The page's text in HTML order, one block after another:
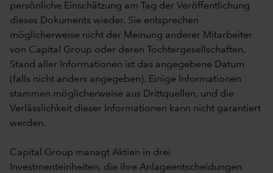
persönliche Einschätzung am Tag der Veröffentlichung
dieses Dokuments wieder. Sie entsprechen
möglicherweise nicht der Meinung anderer Mitarbeiter
von Capital Group oder deren Tochtergesellschaften.
Stand aller Informationen ist das angegebene Datum
(falls nicht anders angegeben). Einige Informationen
stammen möglicherweise aus Drittquellen, und die
Verlässlichkeit dieser Informationen kann nicht garantiert
werden.
Capital Group managt Aktien in drei
Investmenteinheiten, die ihre Anlageentscheidungen